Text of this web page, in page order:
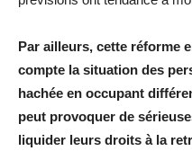
Par ailleurs, cette réforme
compte la situation des
hachée en occupant
peut provoquer de
liquider leurs droits à la